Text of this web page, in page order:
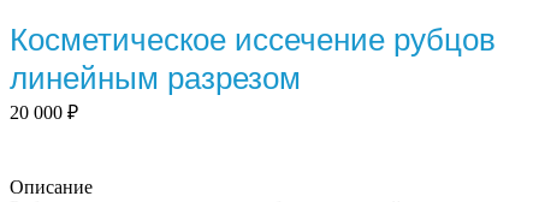
Косметическое иссечение рубцов
линейным разрезом
20 000 ₽
Описание